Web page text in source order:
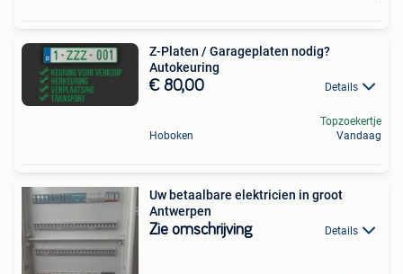
Z-Platen / Garageplaten nodig?
Autokeuring
€ 80,00 Details
Hoboken
Topzoekertje
Vandaag
Uw betaalbare elektricien in groot
Antwerpen
Zie omschrijving Details